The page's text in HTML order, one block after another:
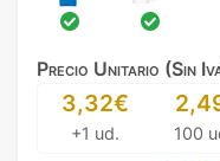
Precio Unitario (Sin
3,32€
+1 ud. 100